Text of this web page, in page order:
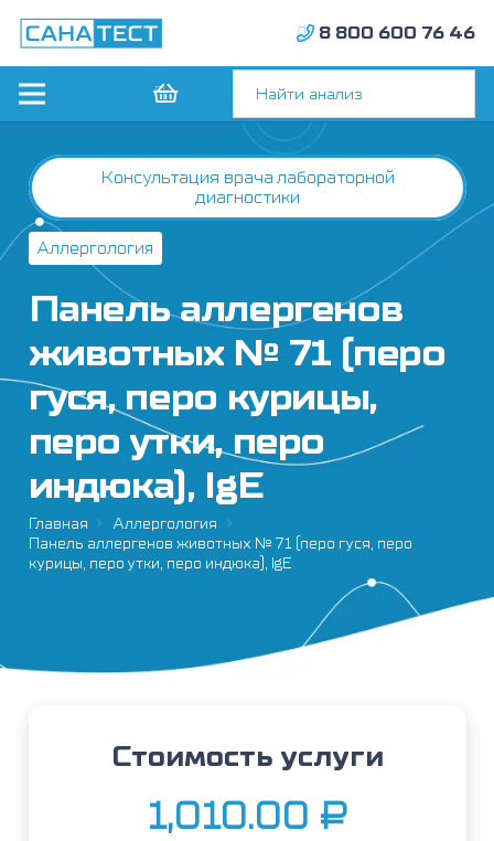
8 800 600 76 46
Консультация врача лабораторной
диагностики
Аллергология
Панель аллергенов
животных № 71 (перо
гуся, перо курицы,
перо утки, перо
индюка), IgE
Главная
Аллергология
Панель аллергенов животных № 71 (перо гуся, перо
курицы, перо утки, перо индюка), IgE
Стоимость услуги
1,010.00 ₽